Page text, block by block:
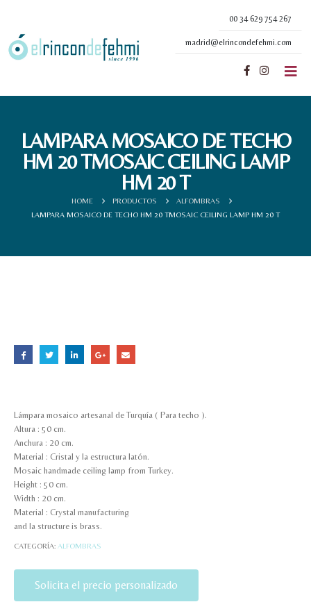
00 34 629 754 267
madrid@elrincondefehmi.com
LAMPARA MOSAICO DE TECHO
HM 20 TMOSAIC CEILING LAMP
HM 20 T
HOME PRODUCTOS
ALFOMBRAS
LAMPARA MOSAICO DE TECHO HM 20 TMOSAIC CEILING LAMP HM 20 T
Lámpara mosaico artesanal de Turquía ( Para techo ).
Altura : 50 cm.
Anchura : 20 cm.
Material : Cristal y la estructura latón.
Mosaic handmade ceiling lamp from Turkey.
Height : 50 cm.
Width : 20 cm.
Material : Crystal manufacturing
and la structure is brass.
CATEGORÍA: ALFOMBRAS
Solicita el precio personalizado